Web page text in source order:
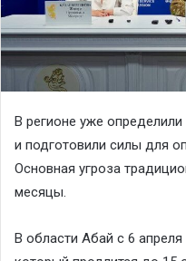
В регионе уже
и подготовили силы для
Основная угроза
месяцы.
В области Абай с 6